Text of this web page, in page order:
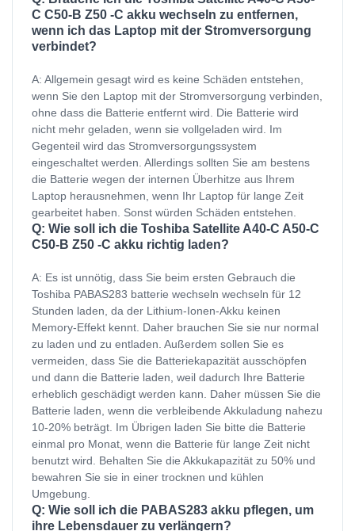
C C50-B Z50 -C akku wechseln zu entfernen,
wenn ich das Laptop mit der Stromversorgung
verbindet?
A: Allgemein gesagt wird es keine Schäden entstehen,
wenn Sie den Laptop mit der Stromversorgung verbinden,
ohne dass die Batterie entfernt wird. Die Batterie wird
nicht mehr geladen, wenn sie vollgeladen wird. Im
Gegenteil wird das Stromversorgungssystem
eingeschaltet werden. Allerdings sollten Sie am bestens
die Batterie wegen der internen Überhitze aus Ihrem
Laptop herausnehmen, wenn Ihr Laptop für lange Zeit
gearbeitet haben. Sonst würden Schäden entstehen.
Q: Wie soll ich die Toshiba Satellite A40-C A50-C
C50-B Z50 -C akku richtig laden?
A: Es ist unnötig, dass Sie beim ersten Gebrauch die
Toshiba PABAS283 batterie wechseln wechseln für 12
Stunden laden, da der Lithium-Ionen-Akku keinen
Memory-Effekt kennt. Daher brauchen Sie sie nur normal
zu laden und zu entladen. Außerdem sollen Sie es
vermeiden, dass Sie die Batteriekapazität ausschöpfen
und dann die Batterie laden, weil dadurch Ihre Batterie
erheblich geschädigt werden kann. Daher müssen Sie die
Batterie laden, wenn die verbleibende Akkuladung nahezu
10-20% beträgt. Im Übrigen laden Sie bitte die Batterie
einmal pro Monat, wenn die Batterie für lange Zeit nicht
benutzt wird. Behalten Sie die Akkukapazität zu 50% und
bewahren Sie sie in einer trocknen und kühlen
Umgebung.
Q: Wie soll ich die PABAS283 akku pflegen, um
ihre Lebensdauer zu verlängern?